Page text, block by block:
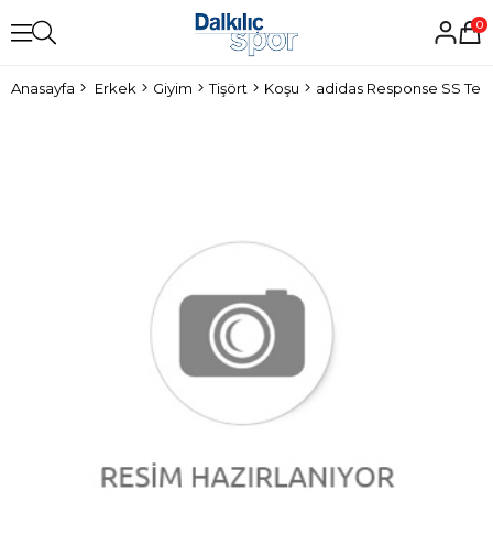
0
Anasayfa Erkek Giyim Tişört Koşu adidas Response SS